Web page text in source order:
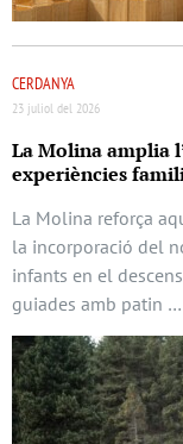
CERDANYA
23 juliol del 2026
La Molina amplia
experiències
La Molina reforça
la incorporació del
infants en el
guiades amb patin …